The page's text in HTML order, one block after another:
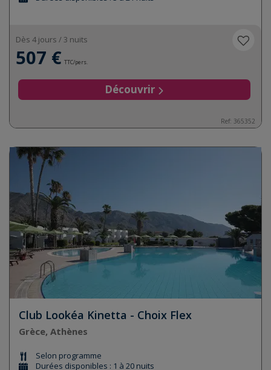
Dès 4 jours / 3 nuits
507 € TTC/pers.
Découvrir
Ref: 365352
Club Lookéa Kinetta - Choix Flex
Grèce, Athènes
Selon programme
Durées disponibles : 1 à 20 nuits